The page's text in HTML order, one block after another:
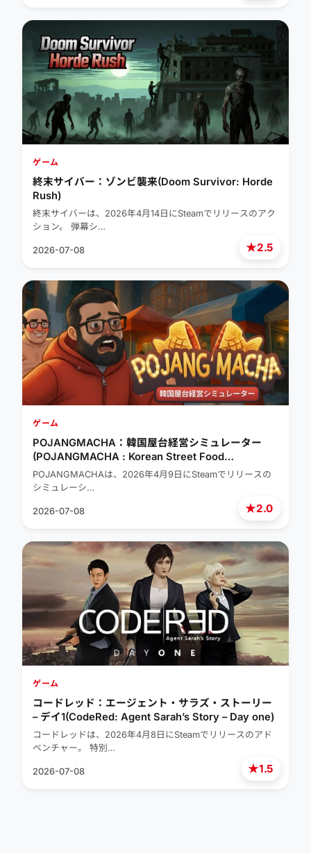
★2.5
ゲーム
終末サイバー：ゾンビ襲来(Doom Survivor: Horde
Rush)
終末サイバーは、2026年4月14日にSteamでリリースのアク
ション。 弾幕シ…
2026-07-08
★2.0
ゲーム
POJANGMACHA：韓国屋台経営シミュレーター
(POJANGMACHA : Korean Street Food
Management Simulator)
POJANGMACHAは、2026年4月9日にSteamでリリースの
シミュレーシ…
2026-07-08
★1.5
ゲーム
コードレッド：エージェント・サラズ・ストーリー
– デイ1(CodeRed: Agent Sarah’s Story – Day one)
コードレッドは、2026年4月8日にSteamでリリースのアド
ベンチャー。 特別…
2026-07-08